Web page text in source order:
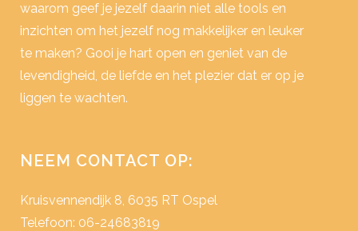
waarom geef je jezelf daarin niet alle tools en
inzichten om het jezelf nog makkelijker en leuker
te maken? Gooi je hart open en geniet van de
levendigheid, de liefde en het plezier dat er op je
liggen te wachten.
NEEM CONTACT OP:
Kruisvennendijk 8, 6035 RT Ospel
Telefoon: 06-24683819